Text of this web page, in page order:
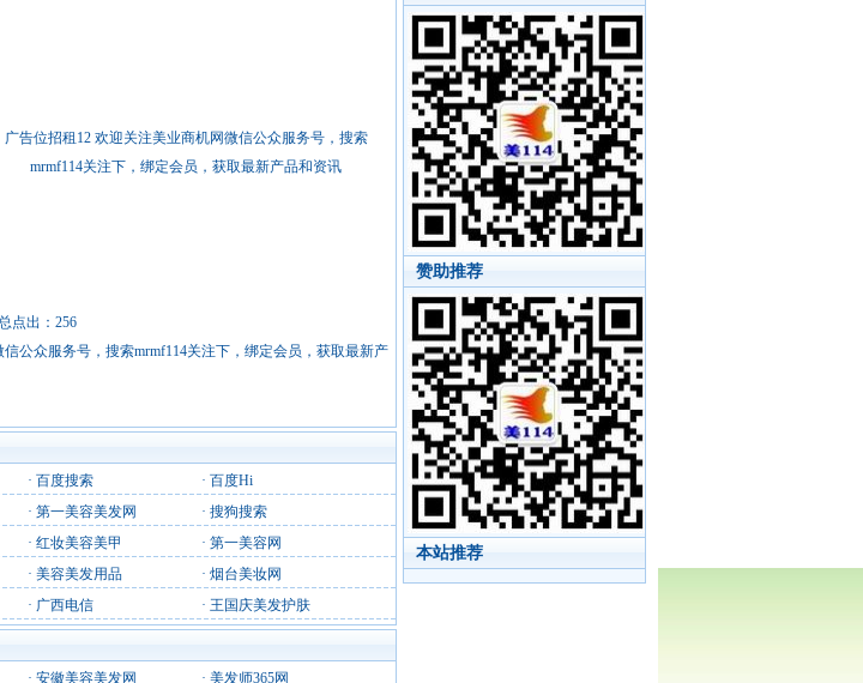
赞助推荐
本站推荐
广告位招租12 欢迎关注美业商机网微信公众服务号，搜索
mrmf114关注下，绑定会员，获取最新产品和资讯
点出：256
公众服务号，搜索mrmf114关注下，绑定会员，获取最新产
· 百度搜索 · 百度Hi
· 第一美容美发网 · 搜狗搜索
· 红妆美容美甲 · 第一美容网
· 美容美发用品 · 烟台美妆网
· 广西电信 · 王国庆美发护肤
· 安徽美容美发网 · 美发师365网